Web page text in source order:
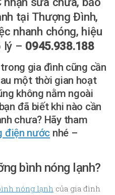
tại Thượng Đình,
nhanh chóng, hiệu
lý – 0945.938.188
gia đình cũng cần
một thời gian hoạt
không nằm ngoài
đã biết khi nào cần
chưa? Hãy tham
điện nước nhé –
bình nóng lạnh?
nóng lạnh của gia đình